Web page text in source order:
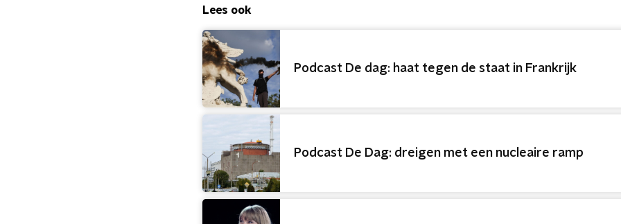
Lees ook
Podcast De dag: haat tegen de staat in Frankrijk
Podcast De Dag: dreigen met een nucleaire ramp